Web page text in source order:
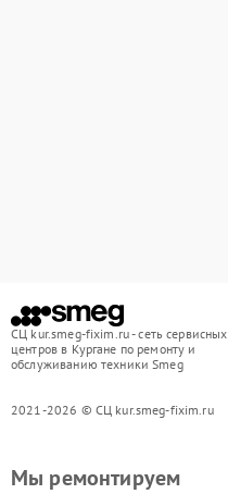
СЦ kur.smeg-fixim.ru - сеть сервисных
центров в Кургане по ремонту и
обслуживанию техники Smeg
2021-2026 © СЦ kur.smeg-fixim.ru
Мы ремонтируем